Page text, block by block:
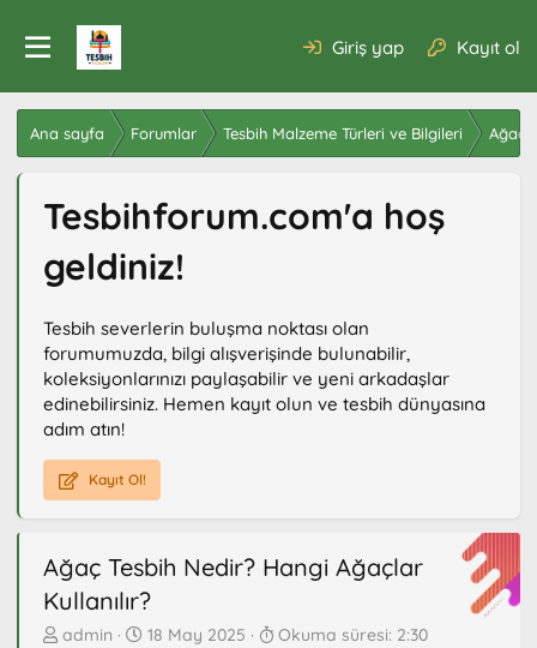
Giriş yap Kayıt ol
Ana sayfa Forumlar Tesbih Malzeme Türleri ve Bilgileri Ağaç
Tesbihforum.com'a hoş
geldiniz!
Tesbih severlerin buluşma noktası olan
forumumuzda, bilgi alışverişinde bulunabilir,
koleksiyonlarınızı paylaşabilir ve yeni arkadaşlar
edinebilirsiniz. Hemen kayıt olun ve tesbih dünyasına
adım atın!
Kayıt Ol!
Ağaç Tesbih Nedir? Hangi Ağaçlar
Kullanılır?
K
admin
B
18 May 2025 Okuma süresi: 2:30